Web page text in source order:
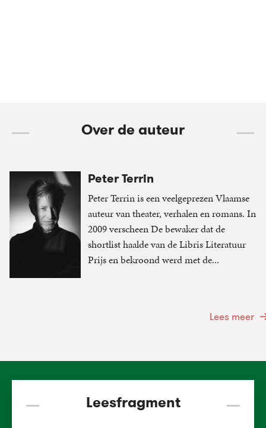
Over de auteur
Peter Terrin
Peter Terrin is een veelgeprezen Vlaamse
auteur van theater, verhalen en romans. In
2009 verscheen De bewaker dat de
shortlist haalde van de Libris Literatuur
Prijs en bekroond werd met de...
Lees meer
Leesfragment